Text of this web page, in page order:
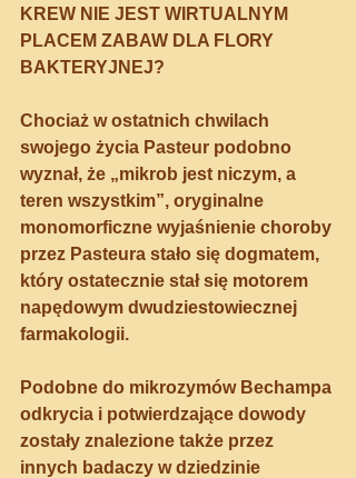
KREW NIE JEST WIRTUALNYM
PLACEM ZABAW DLA FLORY
BAKTERYJNEJ?
Chociaż w ostatnich chwilach
swojego życia Pasteur podobno
wyznał, że „mikrob jest niczym, a
teren wszystkim”, oryginalne
monomorficzne wyjaśnienie choroby
przez Pasteura stało się dogmatem,
który ostatecznie stał się motorem
napędowym dwudziestowiecznej
farmakologii.
Podobne do mikrozymów Bechampa
odkrycia i potwierdzające dowody
zostały znalezione także przez
innych badaczy w dziedzinie